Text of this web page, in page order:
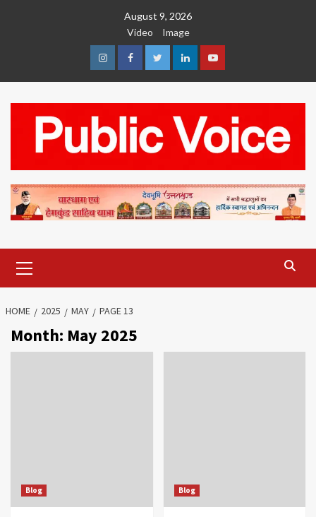
August 9, 2026
Video
Image
InstagramFacebookTwitterLinkedinYoutube
Menu
HOME 2025 MAY PAGE 13
Month: May 2025
Blog Blog